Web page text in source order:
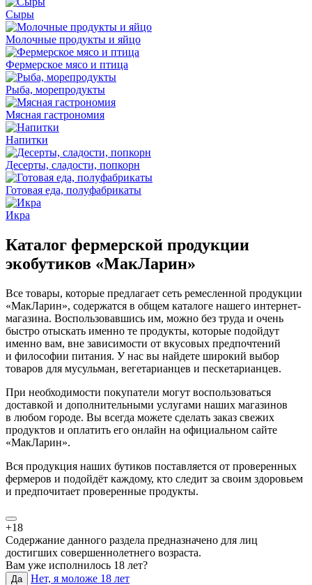
Сыры
Молочные продукты и яйцо
Фермерское мясо и птица
Рыба, морепродукты
Мясная гастрономия
Напитки
Десерты, сладости, попкорн
Готовая еда, полуфабрикаты
Икра
Каталог фермерской продукции
экобутиков «МакЛарин»
Все товары, которые предлагает сеть ремесленной продукции
«МакЛарин», содержатся в общем каталоге нашего интернет-
магазина. Воспользовавшись им, можно без труда и очень
быстро отыскать именно те продукты, которые подойдут
именно вам, вне зависимости от вкусовых предпочтений
и философии питания. У нас вы найдете широкий выбор
товаров для мусульман, вегетарианцев и пескетарианцев.
При необходимости покупатели могут воспользоваться
доставкой и дополнительными услугами наших магазинов
в любом городе. Вы всегда можете сделать заказ свежих
продуктов и оплатить его онлайн на официальном сайте
«МакЛарин».
Вся продукция наших бутиков поставляется от проверенных
фермеров и подойдёт каждому, кто следит за своим здоровьем
и предпочитает проверенные продукты.
+18
Содержание данного раздела предназначено для лиц
достигших совершеннолетнего возраста.
Вам уже исполнилось 18 лет?
Да
Нет, я моложе 18 лет